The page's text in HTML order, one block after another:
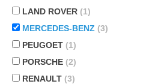
LAND ROVER (1)
MERCEDES-BENZ (3)
PEUGOET (1)
PORSCHE (2)
RENAULT (3)